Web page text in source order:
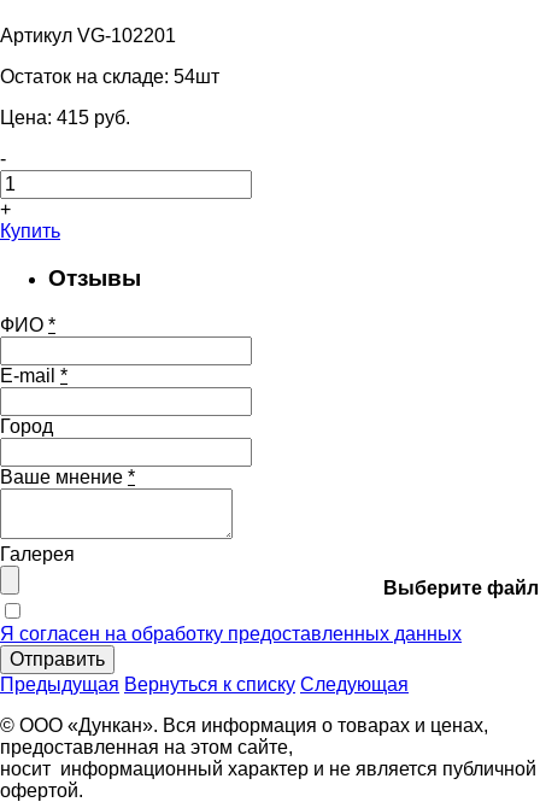
Артикул VG-102201
Остаток на складе: 54шт
Цена: 415 pуб.
-
+
Купить
Отзывы
ФИО *
E-mail *
Город
Ваше мнение *
Галерея
Выберите файл
Я согласен на обработку предоставленных данных
Отправить
Предыдущая Вернуться к списку Следующая
© ООО «Дункан». Вся информация о товарах и ценах,
предоставленная на этом сайте,
носит информационный характер и не является публичной
офертой.